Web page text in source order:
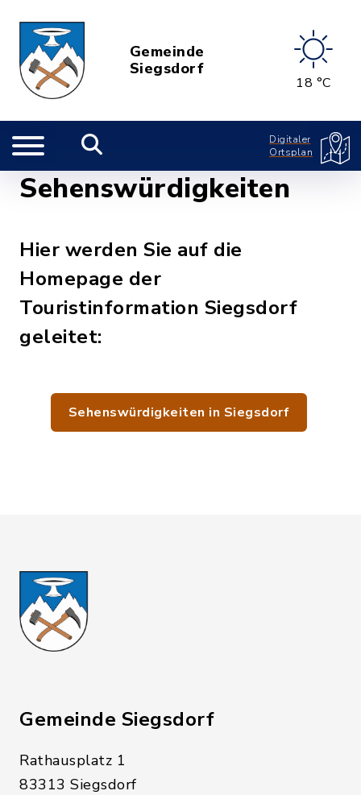
Gemeinde
Siegsdorf
18 °C
Digitaler
Ortsplan
Sehenswürdigkeiten
Hier werden Sie auf die
Homepage der
Touristinformation Siegsdorf
geleitet:
Sehenswürdigkeiten in Siegsdorf
Gemeinde Siegsdorf
Rathausplatz 1
83313 Siegsdorf